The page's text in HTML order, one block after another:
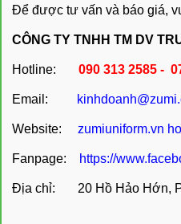
Để được tư vấn và báo giá,
CÔNG TY TNHH TM DV
Hotline: 090 313 2585 -
Email:
Website: zumiuniform.vn
Fanpage: https://
Địa chỉ: 20 Hồ Hảo Hớn, P.